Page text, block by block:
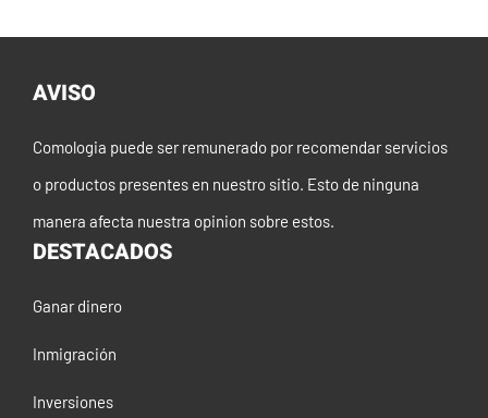
AVISO
Comologia puede ser remunerado por recomendar servicios
o productos presentes en nuestro sitio. Esto de ninguna
manera afecta nuestra opinion sobre estos.
DESTACADOS
Ganar dinero
Inmigración
Inversiones